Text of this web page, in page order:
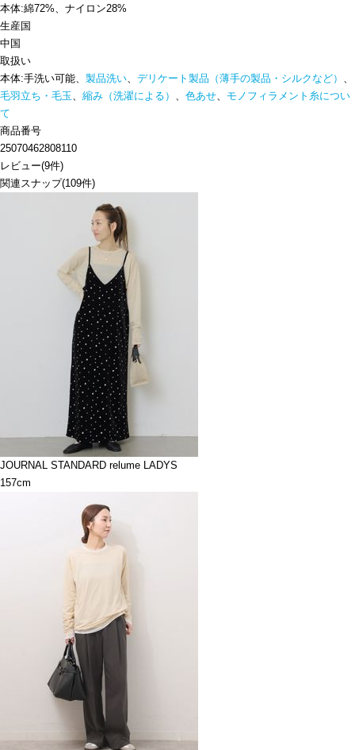
本体:綿72%、ナイロン28%
生産国
中国
取扱い
本体:手洗い可能、 製品洗い、 デリケート製品（薄手の製品・シルクなど） 、
毛羽立ち・毛玉、 縮み（洗濯による） 、 色あせ、 モノフィラメント糸につい
て
商品番号
25070462808110
レビュー(9件)
関連スナップ(109件)
JOURNAL STANDARD relume LADYS
157cm